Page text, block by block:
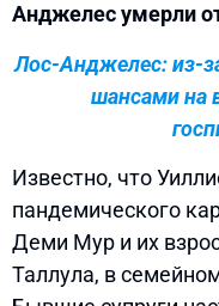
Анджелес умерли
Лос-Анджелес: из-
шансами на
Известно, что
пандемического
Деми Мур и их
Таллула, в